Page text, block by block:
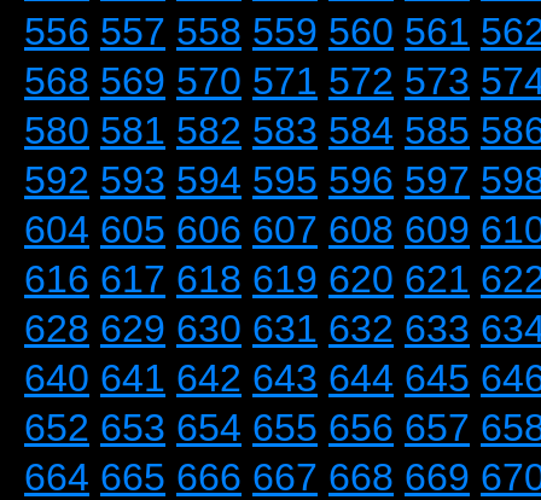
556 557 558 559 560 561
568 569 570 571 572 573
580 581 582 583 584 585
592 593 594 595 596 597
604 605 606 607 608 609
616 617 618 619 620 621
628 629 630 631 632 633
640 641 642 643 644 645
652 653 654 655 656 657
664 665 666 667 668 669